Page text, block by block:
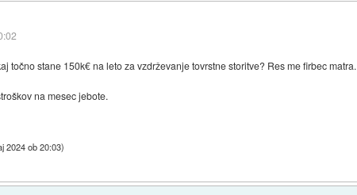
točno stane 150k€ na leto za vzdrževanje tovrstne storitve? Res me firbec matra.
na mesec jebote.
2024 ob 20:03)